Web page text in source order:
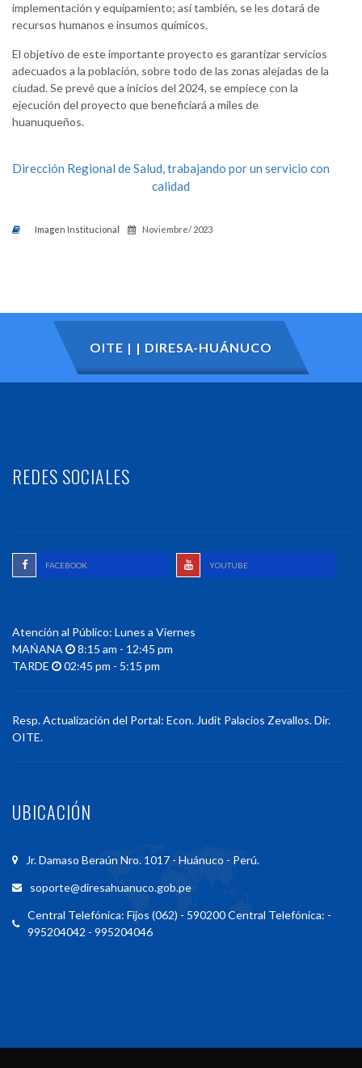
implementación y equipamiento; así también, se les dotará de
recursos humanos e insumos químicos.
El objetivo de este importante proyecto es garantizar servicios
adecuados a la población, sobre todo de las zonas alejadas de la
ciudad. Se prevé que a inicios del 2024, se empiece con la
ejecución del proyecto que beneficiará a miles de
huanuqueños.
Dirección Regional de Salud, trabajando por un servicio con
calidad
Imagen Institucional Noviembre/ 2023
OITE | | DIRESA-HUÁNUCO
REDES SOCIALES
FACEBOOK YOUTUBE
Atención al Público: Lunes a Viernes
MAŃANA
8:15 am - 12:45 pm
TARDE
02:45 pm - 5:15 pm
Resp. Actualización del Portal: Econ. Judit Palacios Zevallos. Dir.
OITE.
UBICACIÓN
Jr. Damaso Beraún Nro. 1017 - Huánuco - Perú.
soporte@diresahuanuco.gob.pe
Central Telefónica: Fijos (062) - 590200 Central Telefónica: -
995204042 - 995204046